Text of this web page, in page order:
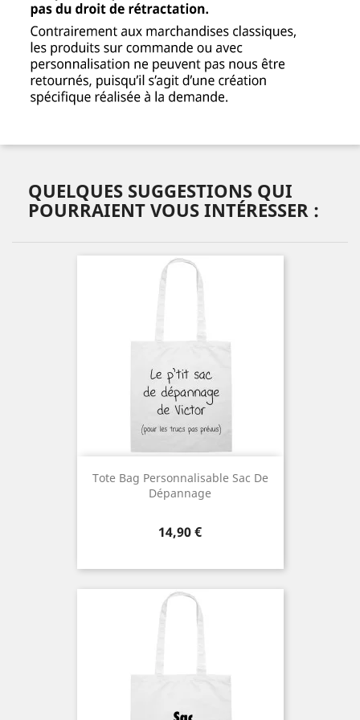
QUELQUES SUGGESTIONS QUI
POURRAIENT VOUS INTÉRESSER :
Tote Bag Personnalisable Sac De
Dépannage
Prix
14,90 €